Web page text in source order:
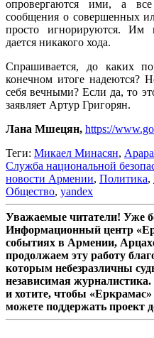
опровергаются ими, а
сообщения о совершенных
просто игнорируются. Им
дается никакого хода.
Спрашивается, до каких
конечном итоге надеются?
себя вечными? Если да, то
заявляет Артур Григорян.
Лана Мшецян, https://
Теги: Микаел Минасян,
Служба национальной
новости Армении, Политика,
Общество, yandex
Уважаемые читатели! Уже
Информационный центр
событиях в Армении,
продолжаем эту работу
которым небезразличны
независимая
и хотите, чтобы
можете поддержать проект